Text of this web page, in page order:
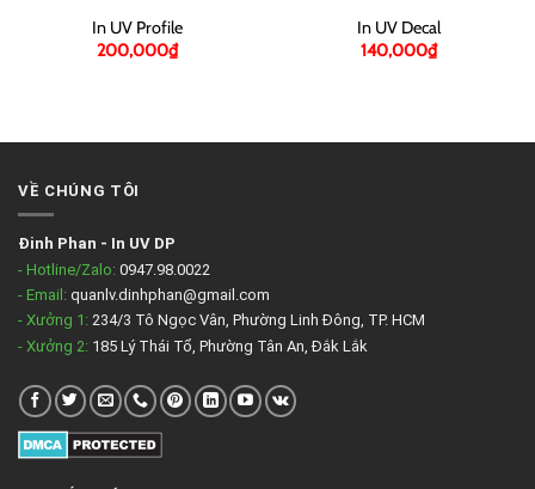
In UV Profile
200,000₫
In UV Decal
140,000₫
VỀ CHÚNG TÔI
Đinh Phan - In UV DP
- Hotline/Zalo: 0947.98.0022
- Email: quanlv.dinhphan@gmail.com
- Xưởng 1: 234/3 Tô Ngọc Vân, Phường Linh Đông, TP. HCM
- Xưởng 2: 185 Lý Thái Tổ, Phường Tân An, Đắk Lắk